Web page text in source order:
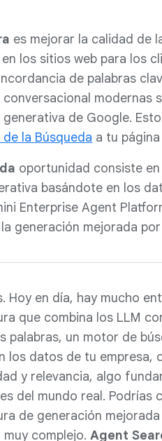
es mejorar la calidad de
los sitios web para los
de palabras
conversacional modernas
generativa de Google.
la Búsqueda a tu página
oportunidad consiste
basándote en los
Enterprise Agent
generación mejorada
Hoy en día, hay mucho
que combina los LLM
palabras, un motor de
los datos de tu empresa,
y relevancia, algo
del mundo real. Podrías
de generación
muy complejo.Agent